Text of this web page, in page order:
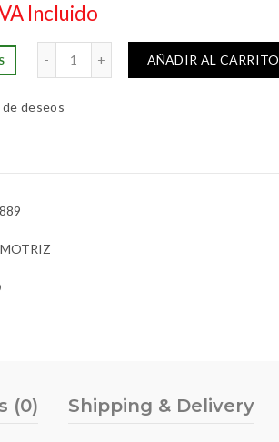
Incluido
Compresor 1/4 Truper 19082 cantidad
AÑADIR AL CARRITO
deseos
(0) Shipping & Delivery